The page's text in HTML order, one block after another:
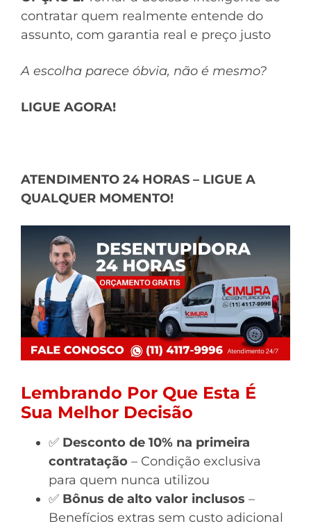
contratar quem realmente entende do
assunto, com garantia real e preço justo
A escolha parece óbvia, não é mesmo?
LIGUE AGORA!
ATENDIMENTO 24 HORAS – LIGUE A
QUALQUER MOMENTO!
Lembrando Por Que Esta É
Sua Melhor Decisão
✅ Desconto de 10% na primeira
contratação – Condição exclusiva
para quem nunca utilizou
✅ Bônus de alto valor inclusos –
Benefícios extras sem custo adicional